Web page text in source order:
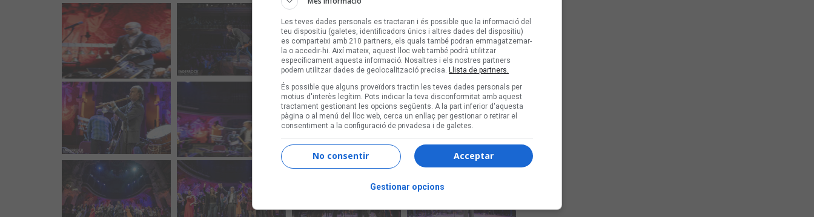
Les teves dades personals es tractaran i és possible que la informació del
teu dispositiu (galetes, identificadors únics i altres dades del dispositiu)
es comparteixi amb 210 partners, els quals també podran emmagatzemar-
la o accedir-hi. Així mateix, aquest lloc web també podrà utilitzar
específicament aquesta informació. Nosaltres i els nostres partners
podem utilitzar dades de geolocalització precisa. Llista de partners.
És possible que alguns proveïdors tractin les teves dades personals per
motius d'interès legítim. Pots indicar la teva disconformitat amb aquest
tractament gestionant les opcions següents. A la part inferior d'aquesta
pàgina o al menú del lloc web, cerca un enllaç per gestionar o retirar el
consentiment a la configuració de privadesa i de galetes.
Acceptar
No consentir
Gestionar opcions